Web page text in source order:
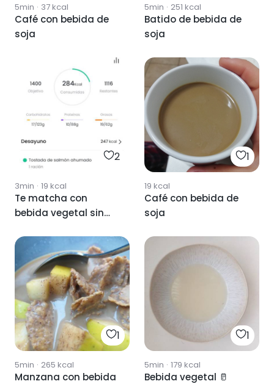
5min · 37kcal
Café con bebida de
soja
5min · 251 kcal
Batido de bebida de
soja
2
3min · 19 kcal
Te matcha con
bebida vegetal sin
1
19 kcal
Café con bebida de
soja
1
5min · 265 kcal
Manzana con bebida
1
5min · 179 kcal
Bebida vegetal 🥛